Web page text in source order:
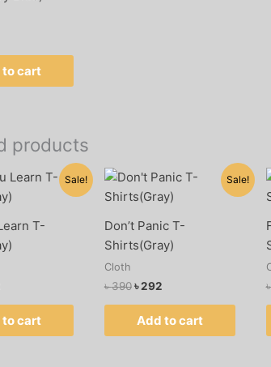
to cart
products
Sale!
T-
Current
is:
to cart
Sale!
Don’t Panic T-
Shirts(Gray)
Cloth
৳390
Original
was:
৳292
Current
is:
Add to cart